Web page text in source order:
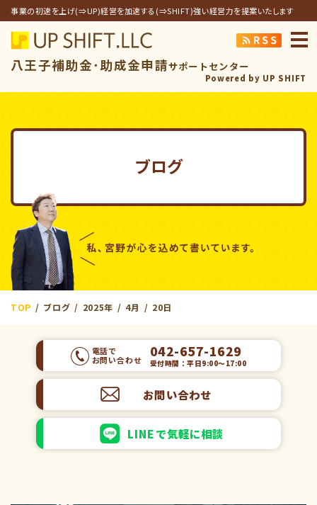
事業の初速を上げ(⇒UP)経営を加速する(⇒SHIFT)強い経営力を提案いたします
アップシフト合
八王子補助金･助成金申請サポートセンター
Powered by UP SHIFT
ブログ
TOP ブログ 2025年 4月 20日
電話で
お問い合わせ
042-657-1629
受付時間：平日9:00～17:00
お問い合わせ
LINEで気軽に相談